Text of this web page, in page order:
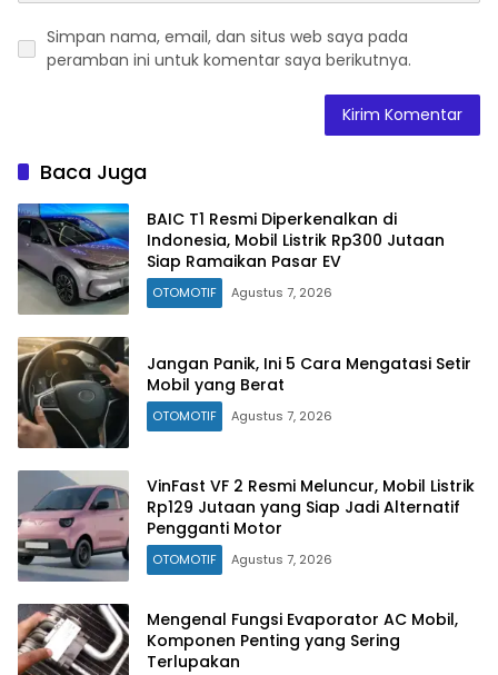
Simpan nama, email, dan situs web saya pada
peramban ini untuk komentar saya berikutnya.
Baca Juga
BAIC T1 Resmi Diperkenalkan di
Indonesia, Mobil Listrik Rp300 Jutaan
Siap Ramaikan Pasar EV
OTOMOTIF Agustus 7, 2026
Jangan Panik, Ini 5 Cara Mengatasi Setir
Mobil yang Berat
OTOMOTIF Agustus 7, 2026
VinFast VF 2 Resmi Meluncur, Mobil Listrik
Rp129 Jutaan yang Siap Jadi Alternatif
Pengganti Motor
OTOMOTIF Agustus 7, 2026
Mengenal Fungsi Evaporator AC Mobil,
Komponen Penting yang Sering
Terlupakan